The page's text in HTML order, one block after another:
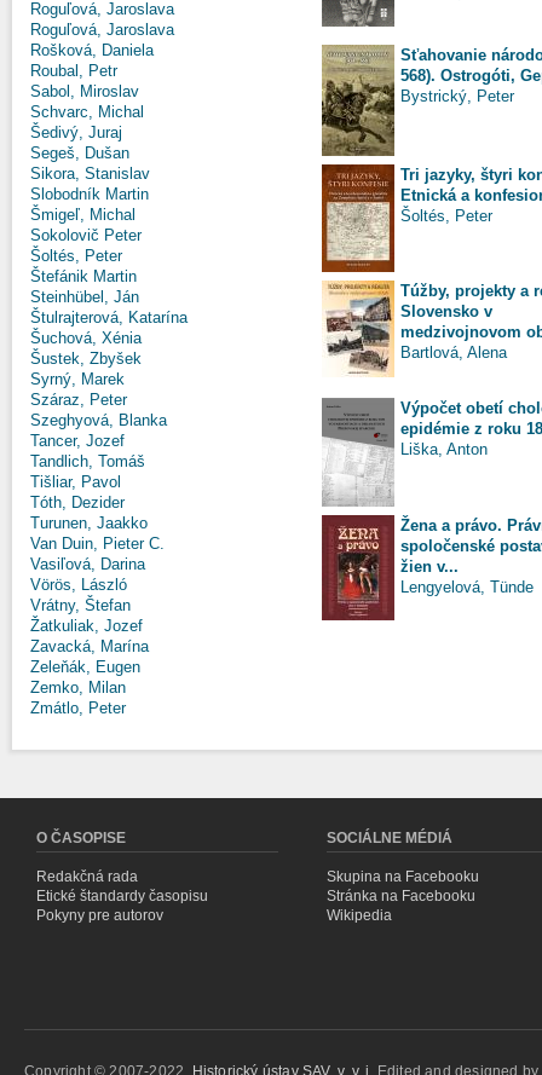
Roguľová, Jaroslava
Roguľová, Jaroslava
Rošková, Daniela
Roubal, Petr
Sabol, Miroslav
Schvarc, Michal
Šedivý, Juraj
Segeš, Dušan
Sikora, Stanislav
Slobodník Martin
Šmigeľ, Michal
Sokolovič Peter
Šoltés, Peter
Štefánik Martin
Steinhübel, Ján
Štulrajterová, Katarína
Šuchová, Xénia
Šustek, Zbyšek
Syrný, Marek
Száraz, Peter
Szeghyová, Blanka
Tancer, Jozef
Tandlich, Tomáš
Tišliar, Pavol
Tóth, Dezider
Turunen, Jaakko
Van Duin, Pieter C.
Vasiľová, Darina
Vörös, László
Vrátny, Štefan
Žatkuliak, Jozef
Zavacká, Marína
Zeleňák, Eugen
Zemko, Milan
Zmátlo, Peter
Sťahovanie
568). Ostrogóti,
Bystrický, Peter
Tri jazyky, štyri
Etnická a
Šoltés, Peter
Túžby, projekty a
Slovensko v
medzivojnovom
Bartlová, Alena
Výpočet obetí
epidémie z roku
Liška, Anton
Žena a právo.
spoločenské
žien v...
Lengyelová, Tünde
O ČASOPISE
Redakčná rada
Etické štandardy časopisu
Pokyny pre autorov
SOCIÁLNE MÉDIÁ
Skupina na Facebooku
Stránka na Facebooku
Wikipedia